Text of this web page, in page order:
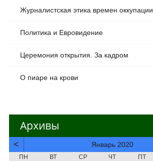
Журналистская этика времен оккупации
Политика и Евровидение
Церемония открытия. За кадром
О пиаре на крови
Архивы
< Январь 2020
ПН ВТ СР ЧТ ПТ